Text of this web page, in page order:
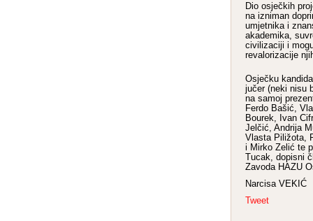
Dio osječkih
na izniman
umjetnika i
akademika,
civilizaciji i
revalorizacije
Osječku
jučer (neki nisu
na samoj
Ferdo Bašić,
Bourek, Ivan
Jelčić, Andrija
Vlasta Piližota,
i Mirko Zelić te
Tucak, dopisni
Zavoda HAZU
Narcisa VEKIĆ
Tweet